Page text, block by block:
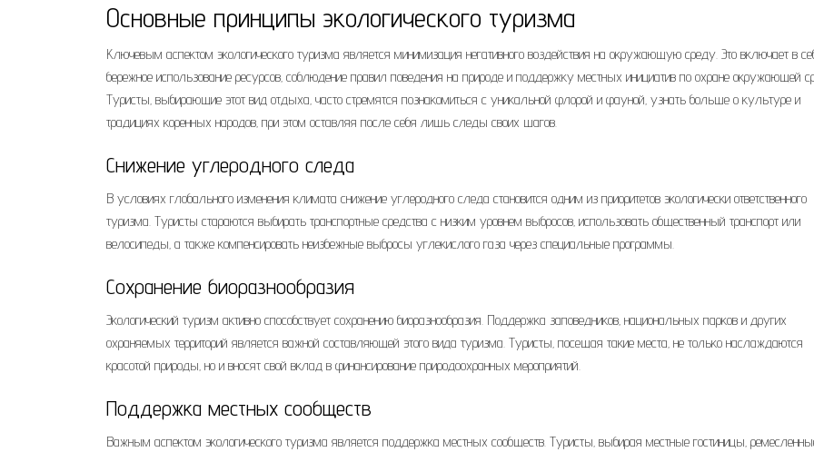
Основные принципы экологического туризма
Ключевым аспектом экологического туризма является минимизация негативного воздействия на окружающую среду. Это включает в
бережное использование ресурсов‚ соблюдение правил поведения на природе и поддержку местных инициатив по охране окружающей
Туристы‚ выбирающие этот вид отдыха‚ часто стремятся познакомиться с уникальной флорой и фауной‚ узнать больше о культуре и
традициях коренных народов‚ при этом оставляя после себя лишь следы своих шагов.
Снижение углеродного следа
В условиях глобального изменения климата снижение углеродного следа становится одним из приоритетов экологически ответственного
туризма. Туристы стараются выбирать транспортные средства с низким уровнем выбросов‚ использовать общественный транспорт или
велосипеды‚ а также компенсировать неизбежные выбросы углекислого газа через специальные программы.
Сохранение биоразнообразия
Экологический туризм активно способствует сохранению биоразнообразия. Поддержка заповедников‚ национальных парков и других
охраняемых территорий является важной составляющей этого вида туризма. Туристы‚ посещая такие места‚ не только наслаждаются
красотой природы‚ но и вносят свой вклад в финансирование природоохранных мероприятий.
Поддержка местных сообществ
Важным аспектом экологического туризма является поддержка местных сообществ. Туристы‚ выбирая местные гостиницы‚